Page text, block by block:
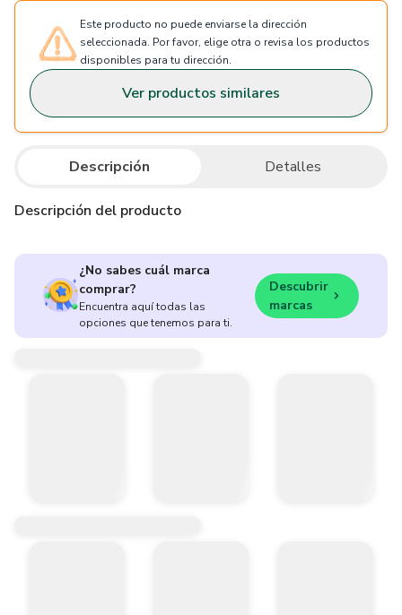
Este producto no puede enviarse la dirección
seleccionada. Por favor, elige otra o revisa los productos
disponibles para tu dirección.
Ver productos similares
Descripción Detalles
Descripción del producto
¿No sabes cuál marca
comprar?
Encuentra aquí todas las
opciones que tenemos para ti.
Descubrir
marcas